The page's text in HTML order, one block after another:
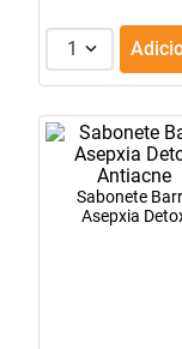
1
Sabonete
Asepxia